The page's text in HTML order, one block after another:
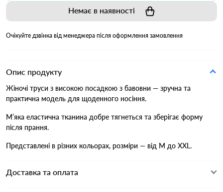
Немає в наявності
Очікуйте дзвінка від менеджера після оформлення замовлення
Опис продукту
Жіночі труси з високою посадкою з бавовни — зручна та
практична модель для щоденного носіння.
М’яка еластична тканина добре тягнеться та зберігає форму
після прання.
Представлені в різних кольорах, розміри — від M до XXL.
Доставка та оплата